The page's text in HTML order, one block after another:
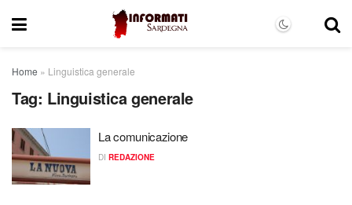
Home » Linguistica generale
Tag: Linguistica generale
La comunicazione
DI REDAZIONE